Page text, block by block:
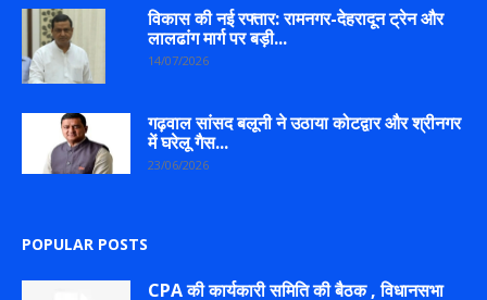
विकास की नई रफ्तार: रामनगर-देहरादून ट्रेन और
लालढांग मार्ग पर बड़ी...
14/07/2026
गढ़वाल सांसद बलूनी ने उठाया कोटद्वार और श्रीनगर
में घरेलू गैस...
23/06/2026
POPULAR POSTS
CPA की कार्यकारी समिति की बैठक , विधानसभा